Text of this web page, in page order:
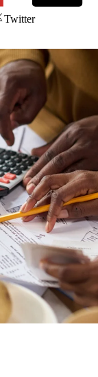
Twitter